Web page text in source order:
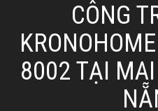
CÔNG
8002 TẠI